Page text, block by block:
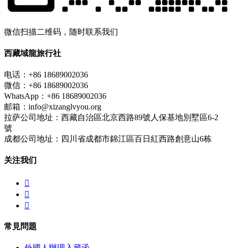
微信扫描二维码，随时联系我们
西藏域龍旅行社
电话：+86 18689002036
微信：+86 18689002036
WhatsApp：+86 18689002036
邮箱：info@xizanglvyou.org
拉萨公司地址：西藏自治區北京西路89號人保基地別墅區6-2
號
成都公司地址：四川省成都市錦江區百日紅西路創意山6栋
关注我们



常見問題